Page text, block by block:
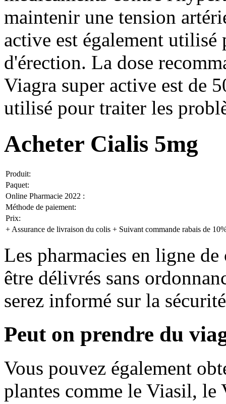
maintenir une tension
active est également
d'érection. La dose
Viagra super active est de
utilisé pour traiter les
Acheter Cialis 5mg
Produit:
Paquet:
Online Pharmacie 2022 :
Méthode de paiement:
Prix:
+ Assurance de livraison du colis + Suivant commande rabais de
Les pharmacies en ligne
être délivrés sans
serez informé sur la
Peut on prendre du
Vous pouvez également
plantes comme le Viasil,